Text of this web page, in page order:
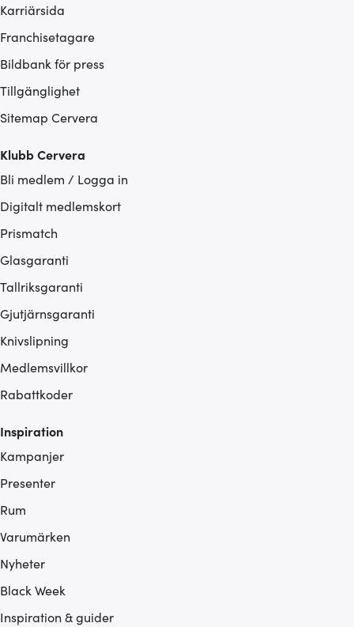
Karriärsida
Franchisetagare
Bildbank för press
Tillgänglighet
Sitemap Cervera
Klubb Cervera
Bli medlem / Logga in
Digitalt medlemskort
Prismatch
Glasgaranti
Tallriksgaranti
Gjutjärnsgaranti
Knivslipning
Medlemsvillkor
Rabattkoder
Inspiration
Kampanjer
Presenter
Rum
Varumärken
Nyheter
Black Week
Inspiration & guider